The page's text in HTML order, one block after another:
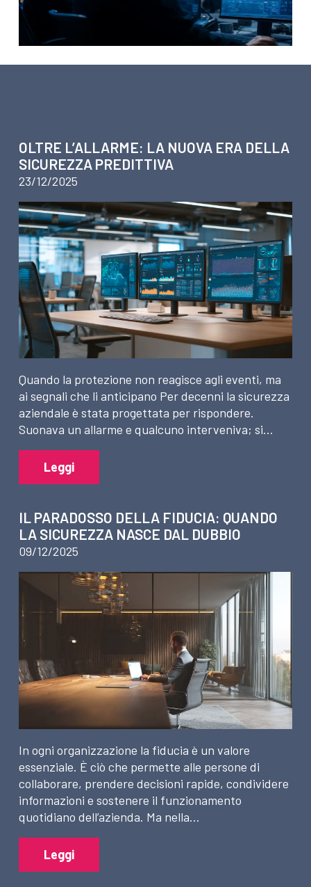
OLTRE L’ALLARME: LA NUOVA ERA DELLA
SICUREZZA PREDITTIVA
23/12/2025
Quando la protezione non reagisce agli eventi, ma
ai segnali che li anticipano Per decenni la sicurezza
aziendale è stata progettata per rispondere.
Suonava un allarme e qualcuno interveniva; si…
Leggi
IL PARADOSSO DELLA FIDUCIA: QUANDO
LA SICUREZZA NASCE DAL DUBBIO
09/12/2025
In ogni organizzazione la fiducia è un valore
essenziale. È ciò che permette alle persone di
collaborare, prendere decisioni rapide, condividere
informazioni e sostenere il funzionamento
quotidiano dell’azienda. Ma nella…
Leggi